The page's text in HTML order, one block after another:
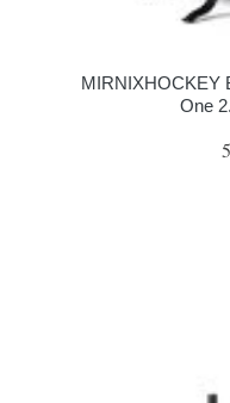
MIRNIXHOCKEY
One